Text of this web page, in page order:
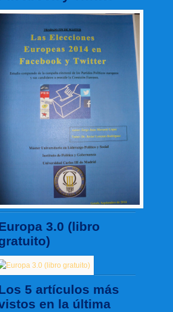
3.0 (libro
5 artículos más
en la última